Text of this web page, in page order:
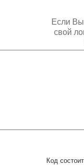
Если Вы
свой
Код